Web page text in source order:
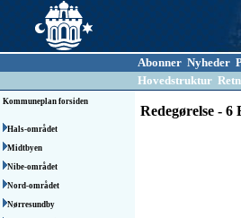
Abonner Nyheder
Hovedstruktur
Kommuneplan forsiden
Hals-området
Midtbyen
Nibe-området
Nord-området
Nørresundby
Redegørelse - 6